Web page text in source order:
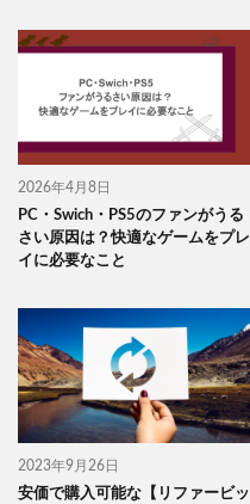
2026年4月8日
PC・Swich・PS5のファンがうる
さい原因は？快適なゲームをプレ
イに必要なこと
2023年9月26日
安価で購入可能な【リファービッ